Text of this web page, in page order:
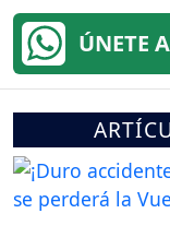
ÚNETE